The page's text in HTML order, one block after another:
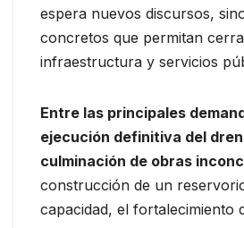
espera nuevos discursos,
concretos que permitan
infraestructura y servicios
Entre las principales
ejecución definitiva del
culminación de obras
construcción de un
capacidad, el fortalecimiento